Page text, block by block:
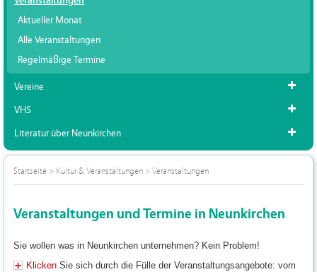
Aktueller Monat
Alle Veranstaltungen
Regelmäßige Termine
Vereine
VHS
Literatur über Neunkirchen
Startseite > Kultur & Veranstaltungen > Veranstaltungen
Veranstaltungen und Termine in Neunkirchen
Sie wollen was in Neunkirchen unternehmen? Kein Problem!
Klicken Sie sich durch die Fülle der Veranstaltungsangebote: vom